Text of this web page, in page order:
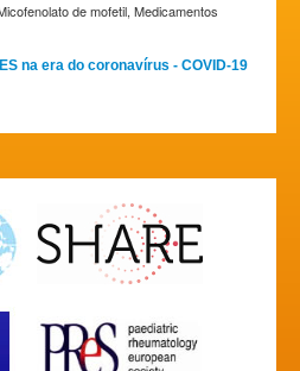
de mofetil, Medicamentos
na era do coronavírus - COVID-19